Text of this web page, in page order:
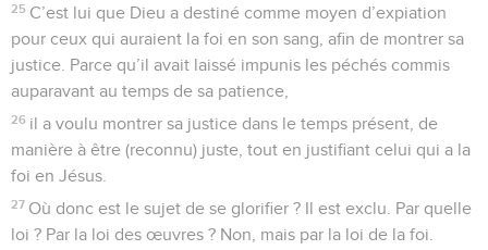
25 C’est lui que Dieu a destiné comme moyen d’expiation
pour ceux qui auraient la foi en son sang, afin de montrer sa
justice. Parce qu’il avait laissé impunis les péchés commis
auparavant au temps de sa patience,
26 il a voulu montrer sa justice dans le temps présent, de
manière à être (reconnu) juste, tout en justifiant celui qui a la
foi en Jésus.
27 Où donc est le sujet de se glorifier ? Il est exclu. Par quelle
loi ? Par la loi des œuvres ? Non, mais par la loi de la foi.